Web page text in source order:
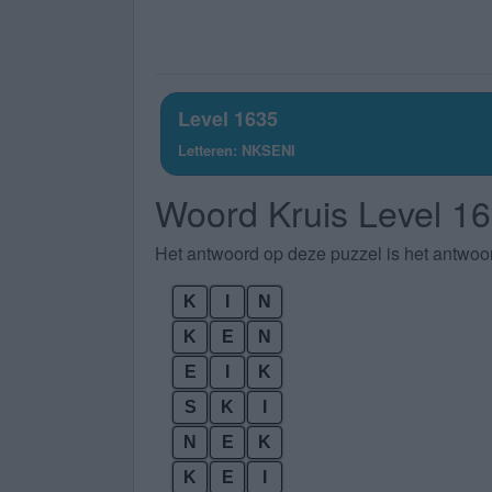
Level 1635
Letteren: NKSENI
Woord Kruis Level
Het antwoord op deze puzzel is het
K
N
K
E
N
E
K
S
K
N
E
K
K
E